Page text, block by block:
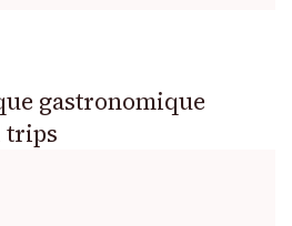
gastronomique
trips